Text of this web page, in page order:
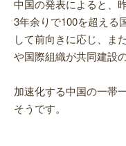
中国の発表によると、
3年余りで100を超える
して前向きに応じ、ま
や国際組織が共同建設
加速化する中国の一帯
そうです。